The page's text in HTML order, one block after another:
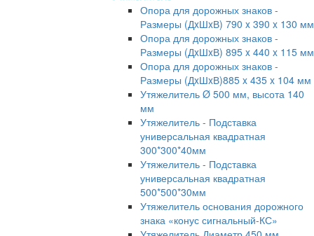
Опора для дорожных знаков -
Размеры (ДxШxВ) 790 x 390 x 130 мм
Опора для дорожных знаков -
Размеры (ДxШxВ) 895 x 440 x 115 мм
Опора для дорожных знаков -
Размеры (ДxШxВ)885 x 435 x 104 мм
Утяжелитель Ø 500 мм, высота 140
мм
Утяжелитель - Подставка
универсальная квадратная
300*300*40мм
Утяжелитель - Подставка
универсальная квадратная
500*500*30мм
Утяжелитель основания дорожного
знака «конус сигнальный-КС»